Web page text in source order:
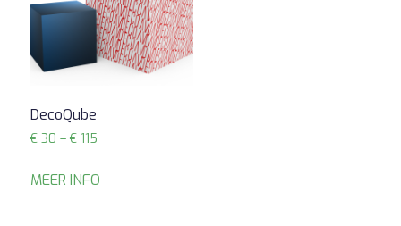
DecoQube
€ 30 – € 115
tot
MEER INFO